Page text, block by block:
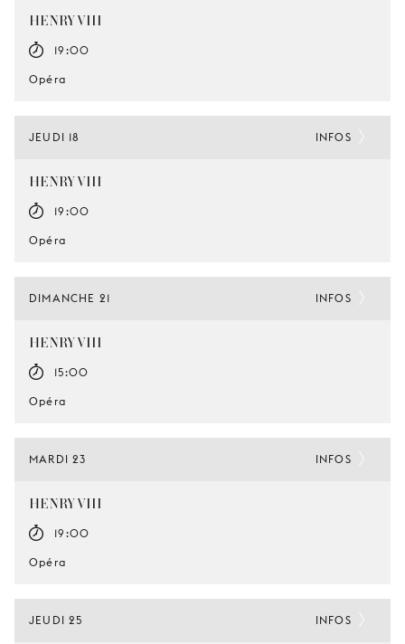
HENRY VIII
19:00
Opéra
JEUDI 18
HENRY VIII
19:00
Opéra
INFOS
DIMANCHE 21
HENRY VIII
15:00
Opéra
INFOS
MARDI 23
HENRY VIII
19:00
Opéra
INFOS
JEUDI 25 INFOS